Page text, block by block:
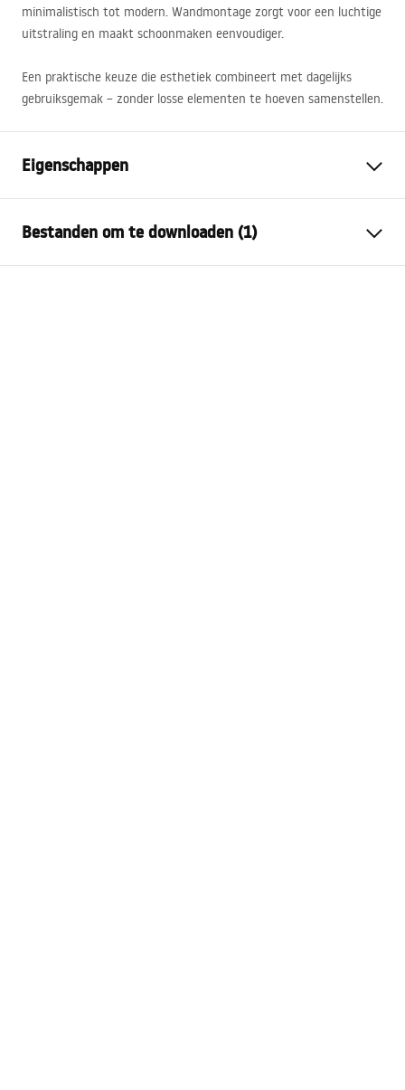
minimalistisch tot modern. Wandmontage zorgt voor een luchtige
uitstraling en maakt schoonmaken eenvoudiger.
Een praktische keuze die esthetiek combineert met dagelijks
gebruiksgemak – zonder losse elementen te hoeven samenstellen.
Eigenschappen
Montagewijze
Hangend
Materiaal
Aluminium , Sanitair keramiek,
Bestanden om te downloaden (1)